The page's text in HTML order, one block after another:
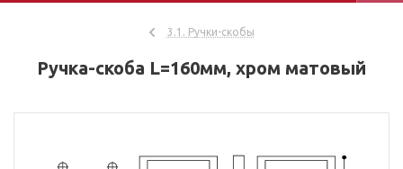
3.1. Ручки-скобы
Ручка-скоба L=160мм, хром матовый